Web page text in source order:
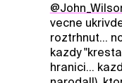
vecne
roztrhnut...
kazdy
hranici...